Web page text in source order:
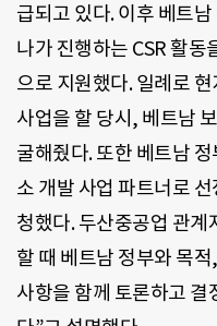
급되고 있다. 이후 베트
나가 진행하는 CSR 활동
으로 지원했다. 일례로
사업을 할 당시, 베트남
굴해줬다. 또한 베트남
소 개발 사업 파트너로
청했다. 두산중공업 관계
할 때 베트남 정부와 목
사항을 함께 토론하고